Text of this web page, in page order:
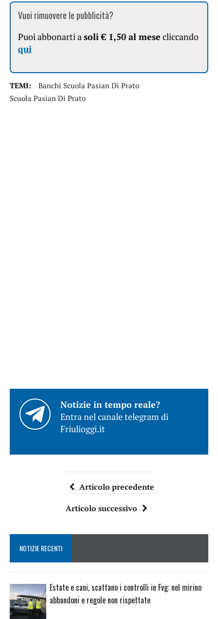
Vuoi rimuovere le pubblicità?
Puoi abbonarti asoli € 1,50 al mese cliccando
qui
TEMI:
Banchi Scuola Pasian Di Prato
Scuola Pasian Di Prato
Notizie in tempo reale?
Entra nel canale telegram di
Friulioggi.it
Articolo precedente
Articolo successivo
NOTIZIE RECENTI
Estate e cani, scattano i controlli in Fvg: nel mirino
abbandoni e regole non rispettate